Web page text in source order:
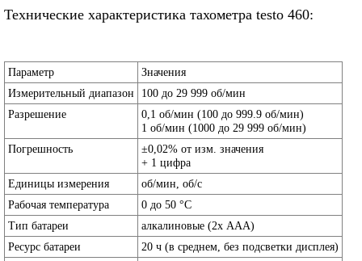
Технические характеристика тахометра testo 460:
Параметр
Значения
Измерительный диапазон
100 до 29 999 об/мин
Разрешение
0,1 об/мин (100 до 999.9 об/мин)
1 об/мин (1000 до 29 999 об/мин)
Погрешность
±0,02% от изм. значения
+ 1 цифра
Единицы измерения
об/мин, об/с
Рабочая температура
0 до 50 °С
Тип батареи
алкалиновые (2х ААА)
Ресурс батареи
20 ч (в среднем, без подсветки дисплея)